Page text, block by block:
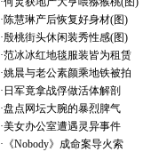
·陈慧琳产后恢复好身材(图)
·殷桃街头休闲装秀性感(图)
·范冰冰红地毯服装皆为租赁
·姚晨与老公素颜乘地铁被拍
· 日军竟拿战俘做活体解剖
·盘点网坛大腕的暴烈脾气
·美女办公室遭遇灵异事件
· 《Nobody》成命案导火索